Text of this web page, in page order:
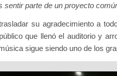
sentir parte de un proyecto
su agradecimiento a
que llenó el auditorio y
sigue siendo uno de los